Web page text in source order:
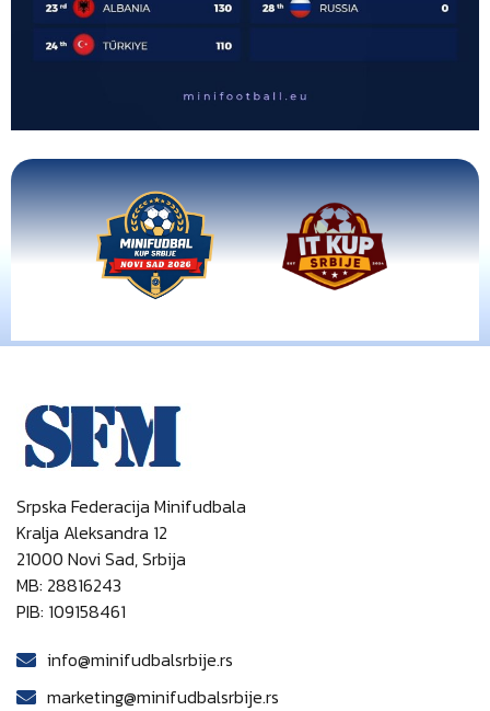
Srpska Federacija Minifudbala
Kralja Aleksandra 12
21000 Novi Sad, Srbija
MB: 28816243
PIB: 109158461
info@minifudbalsrbije.rs
marketing@minifudbalsrbije.rs